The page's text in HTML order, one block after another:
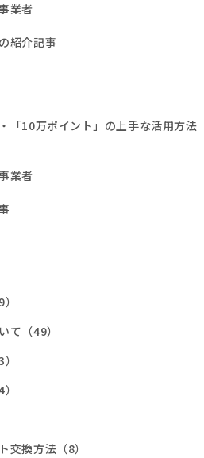
業者
紹介記事
「10万ポイント」の上手な活用方法
業者
て（49）
交換方法（8）